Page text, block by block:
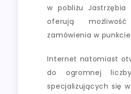
w pobliżu Jastrzębia
oferują
zamówienia w punkcie.
Internet natomiast
do ogromnej
specjalizujących się